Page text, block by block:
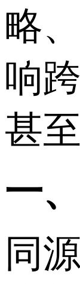
略
响
甚
一
同